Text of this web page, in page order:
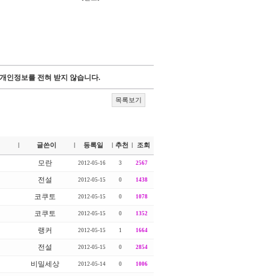
인정보를 전혀 받지 않습니다.
목록보기
글쓴이 등록일 추천 조회
모란 2012-05-16 3 2567
전설 2012-05-15 0 1438
코쿠토 2012-05-15 0 1078
코쿠토 2012-05-15 0 1352
랭커 2012-05-15 1 1664
전설 2012-05-15 0 2854
비밀세상 2012-05-14 0 1006